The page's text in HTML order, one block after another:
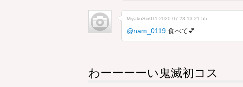
MiyakoSin011 2020-07-23 13:21:55
@nam_0119 食べて💕
わーーーーい鬼滅初コス